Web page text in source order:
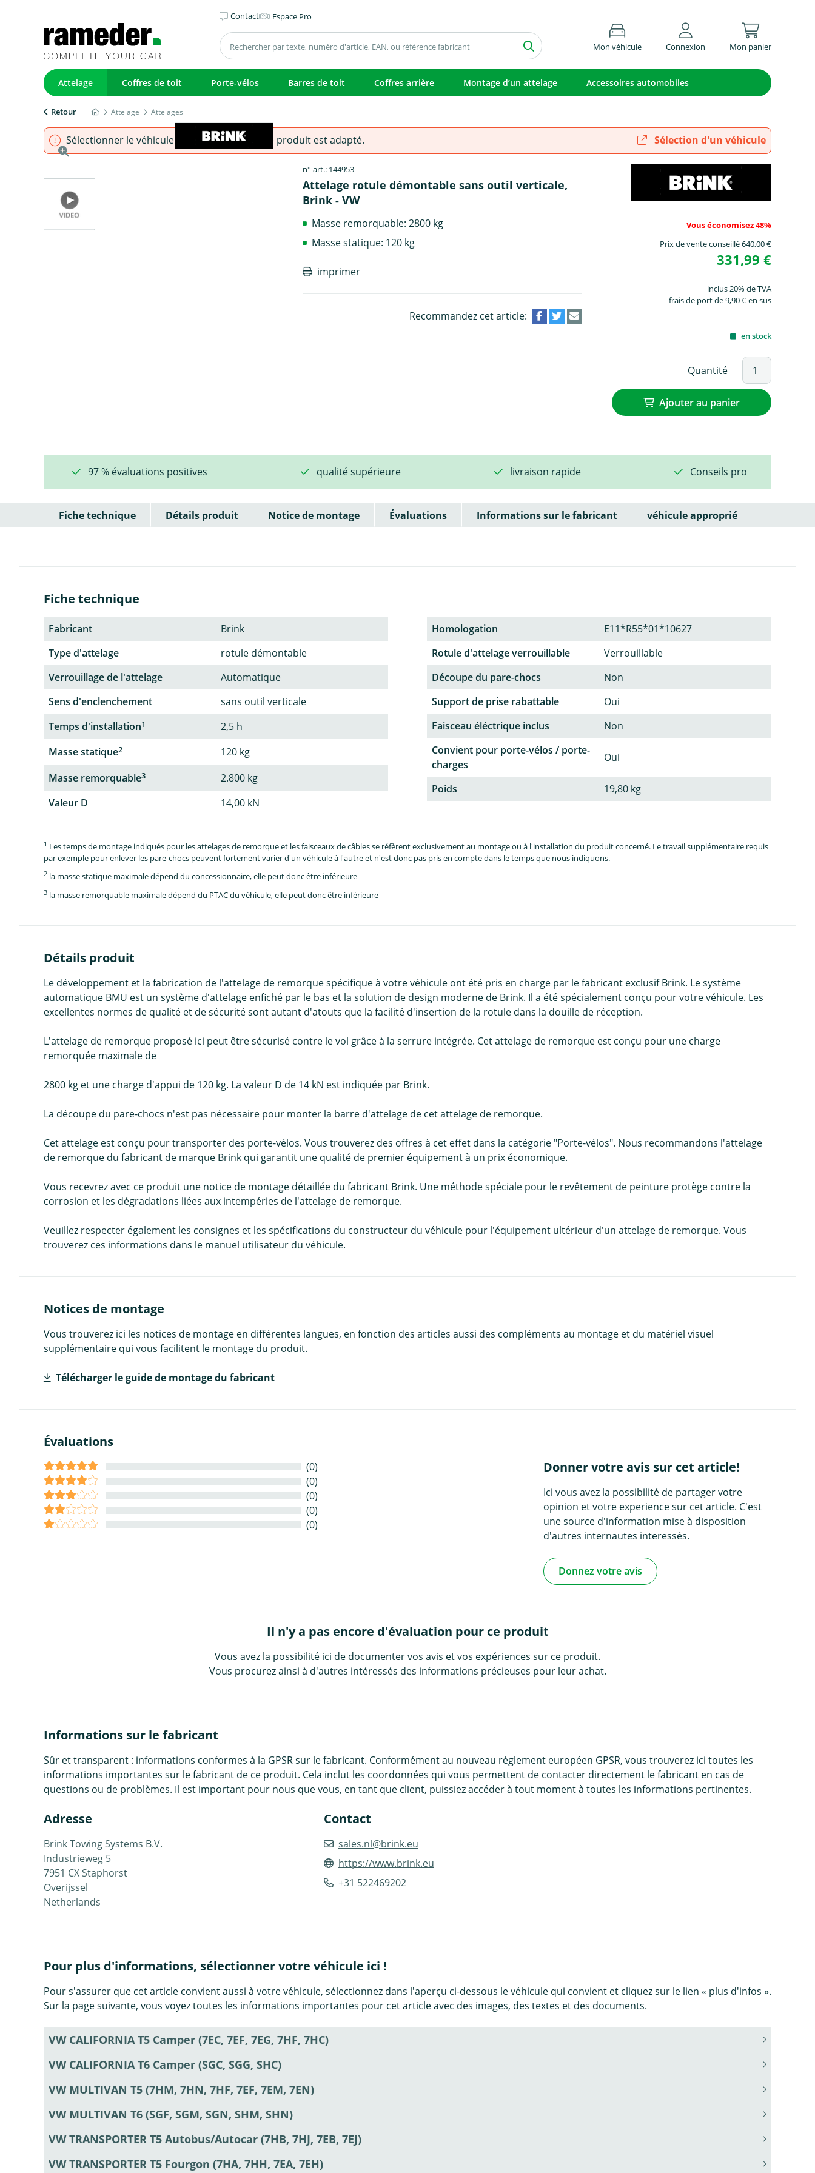
Contact Espace Pro
Mon véhicule Connexion Mon panier
Attelage Coffres de toit Porte-vélos Barres de toit Coffres arrière Montage d’un attelage Accessoires automobiles
Retour Attelage Attelages
Sélectionner le véhicule pour s'assurer que le produit est adapté. Sélection d'un véhicule
n° art.: 144953
Attelage rotule démontable sans outil verticale,
Brink - VW
Masse remorquable: 2800 kg
Masse statique: 120 kg
imprimer
Recommandez cet article:
Vous économisez 48%
Prix de vente conseillé640,00 €
331,99 €
inclus 20% de TVA
frais de port de 9,90 € en sus
en stock
Quantité
Ajouter au panier
97 % évaluations positives qualité supérieure livraison rapide Conseils pro
Fiche technique Détails produit Notice de montage Évaluations Informations sur le fabricant véhicule approprié
Fiche technique
Fabricant
Brink
Type d'attelage
rotule démontable
Verrouillage de l'attelage
Automatique
Sens d'enclenchement
sans outil verticale
Temps d'installation1
2,5 h
Masse statique2
120 kg
Masse remorquable3
2.800 kg
Valeur D
14,00 kN
Homologation
E11*R55*01*10627
Rotule d'attelage verrouillable
Verrouillable
Découpe du pare-chocs
Non
Support de prise rabattable
Oui
Faisceau éléctrique inclus
Non
Convient pour porte-vélos / porte-
charges
Oui
Poids 19,80 kg
1 Les temps de montage indiqués pour les attelages de remorque et les faisceaux de câbles se réfèrent exclusivement au montage ou à l'installation du produit concerné. Le travail supplémentaire requis
par exemple pour enlever les pare-chocs peuvent fortement varier d'un véhicule à l'autre et n'est donc pas pris en compte dans le temps que nous indiquons.
2 la masse statique maximale dépend du concessionnaire, elle peut donc être inférieure
3 la masse remorquable maximale dépend du PTAC du véhicule, elle peut donc être inférieure
Détails produit
Le développement et la fabrication de l'attelage de remorque spécifique à votre véhicule ont été pris en charge par le fabricant exclusif Brink. Le système
automatique BMU est un système d'attelage enfiché par le bas et la solution de design moderne de Brink. Il a été spécialement conçu pour votre véhicule. Les
excellentes normes de qualité et de sécurité sont autant d'atouts que la facilité d'insertion de la rotule dans la douille de réception.
L'attelage de remorque proposé ici peut être sécurisé contre le vol grâce à la serrure intégrée. Cet attelage de remorque est conçu pour une charge
remorquée maximale de
2800 kg et une charge d'appui de 120 kg. La valeur D de 14 kN est indiquée par Brink.
La découpe du pare-chocs n'est pas nécessaire pour monter la barre d'attelage de cet attelage de remorque.
Cet attelage est conçu pour transporter des porte-vélos. Vous trouverez des offres à cet effet dans la catégorie "Porte-vélos". Nous recommandons l'attelage
de remorque du fabricant de marque Brink qui garantit une qualité de premier équipement à un prix économique.
Vous recevrez avec ce produit une notice de montage détaillée du fabricant Brink. Une méthode spéciale pour le revêtement de peinture protège contre la
corrosion et les dégradations liées aux intempéries de l'attelage de remorque.
Veuillez respecter également les consignes et les spécifications du constructeur du véhicule pour l'équipement ultérieur d'un attelage de remorque. Vous
trouverez ces informations dans le manuel utilisateur du véhicule.
Notices de montage
Vous trouverez ici les notices de montage en différentes langues, en fonction des articles aussi des compléments au montage et du matériel visuel
supplémentaire qui vous facilitent le montage du produit.
Télécharger le guide de montage du fabricant
Évaluations
(0)
(0)
(0)
(0)
(0)
Donner votre avis sur cet article!
Ici vous avez la possibilité de partager votre
opinion et votre experience sur cet article. C'est
une source d'information mise à disposition
d'autres internautes interessés.
Donnez votre avis
Il n'y a pas encore d'évaluation pour ce produit
Vous avez la possibilité ici de documenter vos avis et vos expériences sur ce produit.
Vous procurez ainsi à d'autres intéressés des informations précieuses pour leur achat.
Informations sur le fabricant
Sûr et transparent : informations conformes à la GPSR sur le fabricant. Conformément au nouveau règlement européen GPSR, vous trouverez ici toutes les
informations importantes sur le fabricant de ce produit. Cela inclut les coordonnées qui vous permettent de contacter directement le fabricant en cas de
questions ou de problèmes. Il est important pour nous que vous, en tant que client, puissiez accéder à tout moment à toutes les informations pertinentes.
Adresse
Brink Towing Systems B.V.
Industrieweg 5
7951 CX Staphorst
Overijssel
Netherlands
Contact
sales.nl@brink.eu
https://www.brink.eu
+31 522469202
Pour plus d'informations, sélectionner votre véhicule ici !
Pour s'assurer que cet article convient aussi à votre véhicule, sélectionnez dans l'aperçu ci-dessous le véhicule qui convient et cliquez sur le lien « plus d'infos ».
Sur la page suivante, vous voyez toutes les informations importantes pour cet article avec des images, des textes et des documents.
VW CALIFORNIA T5 Camper (7EC, 7EF, 7EG, 7HF, 7HC)
VW CALIFORNIA T6 Camper (SGC, SGG, SHC)
VW MULTIVAN T5 (7HM, 7HN, 7HF, 7EF, 7EM, 7EN)
VW MULTIVAN T6 (SGF, SGM, SGN, SHM, SHN)
VW TRANSPORTER T5 Autobus/Autocar (7HB, 7HJ, 7EB, 7EJ)
VW TRANSPORTER T5 Fourgon (7HA, 7HH, 7EA, 7EH)